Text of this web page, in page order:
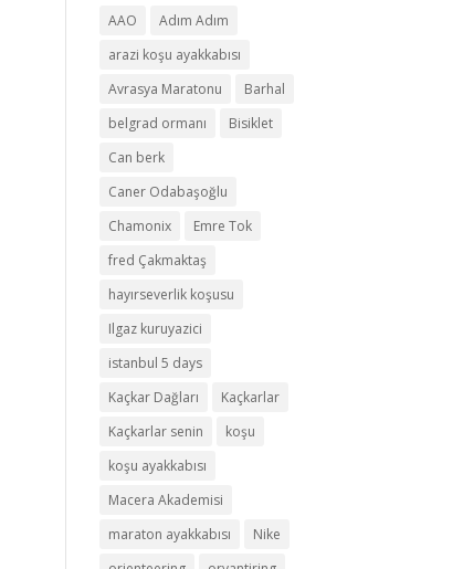
AAO
Adım Adım
arazi koşu ayakkabısı
Avrasya Maratonu
Barhal
belgrad ormanı
Bisiklet
Can berk
Caner Odabaşoğlu
Chamonix
Emre Tok
fred Çakmaktaş
hayırseverlik koşusu
Ilgaz kuruyazici
istanbul 5 days
Kaçkar Dağları
Kaçkarlar
Kaçkarlar senin
koşu
koşu ayakkabısı
Macera Akademisi
maraton ayakkabısı
Nike